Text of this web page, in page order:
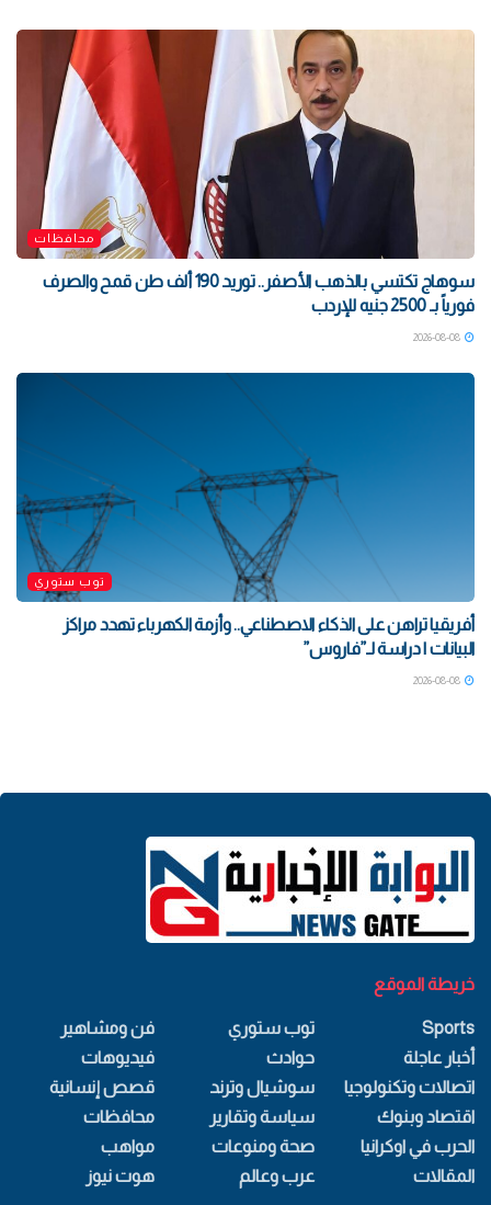
محافظات
سوهاج تكتسي بالذهب الأصفر.. توريد 190 ألف طن قمح والصرف
فورياً بـ 2500 جنيه للإردب
توب ستوري
أفريقيا تراهن على الذكاء الاصطناعي.. وأزمة الكهرباء تهدد مراكز
البيانات | دراسة لـ”فاروس”
خريطة الموقع
Sports
أخبار عاجلة
اتصالات وتكنولوجيا
اقتصاد وبنوك
الحرب في اوكرانيا
المقالات
توب ستوري
حوادث
سوشيال وترند
سياسة وتقارير
صحة ومنوعات
عرب وعالم
فن ومشاهير
فيديوهات
قصص إنسانية
محافظات
مواهب
هوت نيوز